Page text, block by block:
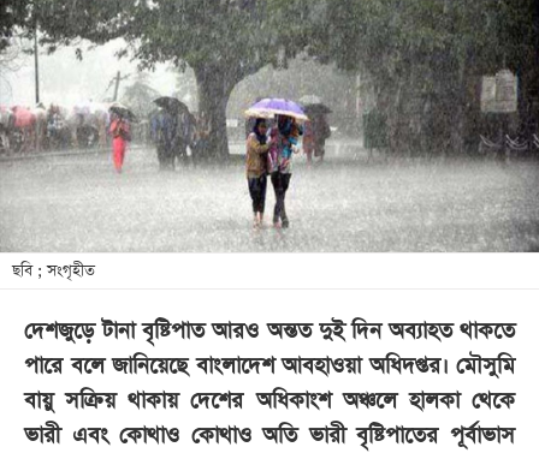
অর্থনীতি
আন্তর্জাতিক
সারাদেশ
খেলা
বিনোদন
লাইফ
স্টাইল
তথ্যপ্রযুক্তি
সব
বিভাগ
ছবি ; সংগৃহীত
দেশজুড়ে টানা বৃষ্টিপাত আরও অন্তত দুই দিন অব্যাহত থাকতে
পারে বলে জানিয়েছে বাংলাদেশ আবহাওয়া অধিদপ্তর। মৌসুমি
বায়ু সক্রিয় থাকায় দেশের অধিকাংশ অঞ্চলে হালকা থেকে
ভারী এবং কোথাও কোথাও অতি ভারী বৃষ্টিপাতের পূর্বাভাস